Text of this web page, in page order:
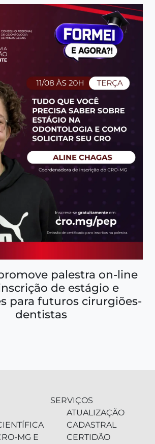
palestra on-line
de estágio e
para futuros cirurgiões-
dentistas
MG E
SERVIÇOS
ATUALIZAÇÃO
CADASTRAL
CERTIDÃO